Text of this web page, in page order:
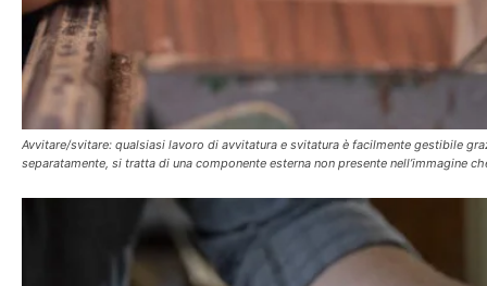
Avvitare/svitare: qualsiasi lavoro di avvitatura e svitatura è facilmente gestibile
separatamente, si tratta di una componente esterna non presente nell’immagine